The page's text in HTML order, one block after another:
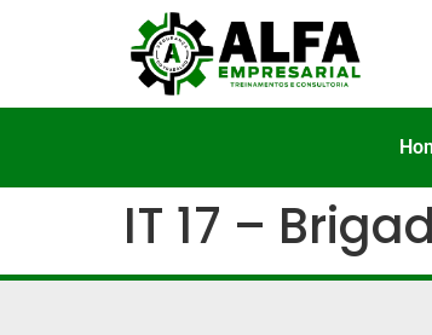
IT 17 –